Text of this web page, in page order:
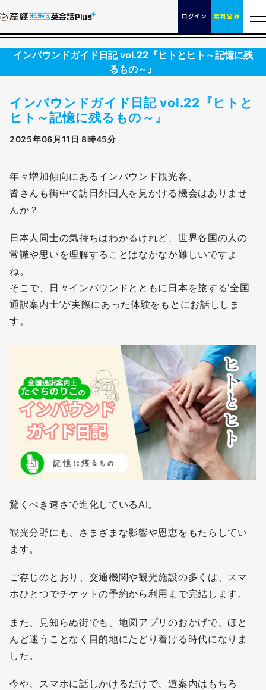
ログイン 無料登録
インバウンドガイド日記 vol.22『ヒトとヒト～記憶に残
るもの～』
インバウンドガイド日記 vol.22『ヒトと
ヒト～記憶に残るもの～』
2025年06月11日 8時45分
年々増加傾向にあるインバウンド観光客。
皆さんも街中で訪日外国人を見かける機会はありませ
んか？
日本人同士の気持ちはわかるけれど、世界各国の人の
常識や思いを理解することはなかなか難しいですよ
ね。
そこで、日々インバウンドとともに日本を旅する’全国
通訳案内士’が実際にあった体験をもとにお話ししま
す。
驚くべき速さで進化しているAI。
観光分野にも、さまざまな影響や恩恵をもたらしてい
ます。
ご存じのとおり、交通機関や観光施設の多くは、スマ
ホひとつでチケットの予約から利用まで完結します。
また、見知らぬ街でも、地図アプリのおかげで、ほと
んど迷うことなく目的地にたどり着ける時代になりま
した。
今や、スマホに話しかけるだけで、道案内はもちろ